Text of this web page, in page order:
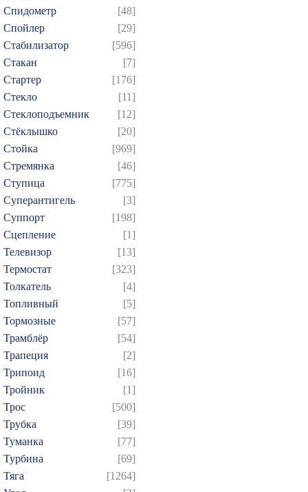
Спидометр
[48]
Спойлер
[29]
Стабилизатор
[596]
Стакан
[7]
Стартер
[176]
Стекло
[11]
Стеклоподъемник
[12]
Стёклышко
[20]
Стойка
[969]
Стремянка
[46]
Ступица
[775]
Суперантигель
[3]
Суппорт
[198]
Сцепление
[1]
Телевизор
[13]
Термостат
[323]
Толкатель
[4]
Топливный
[5]
Тормозные
[57]
Трамблёр
[54]
Трапеция
[2]
Трипоид
[16]
Тройник
[1]
Трос
[500]
Трубка
[39]
Туманка
[77]
Турбина
[69]
Тяга
[1264]